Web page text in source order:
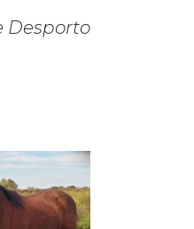
Desporto